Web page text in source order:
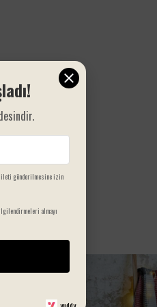
akşamda üzerinize alarak ya
aktivitelerinde sıcak bir dost
Kumaş Türü:%58 Pamuk,
Boyut Seçenekleri:
Tasarım:
desen
Çamaşır makinesinde 30°C’de
Ağartıcı kullanmayınız.
Pamuklu Scotch Battaniye
sağlayan zarif tasarımı ve
vazgeçilmezi olmaya aday.
bu eşsiz deneyimi yaşayın!
ileti gönderilmesine izin
almayı